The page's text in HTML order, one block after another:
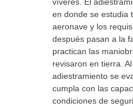
en donde se estudia
aeronave y los
después pasan a la
practican las
revisaron en tierra.
adiestramiento se
cumpla con las
condiciones de